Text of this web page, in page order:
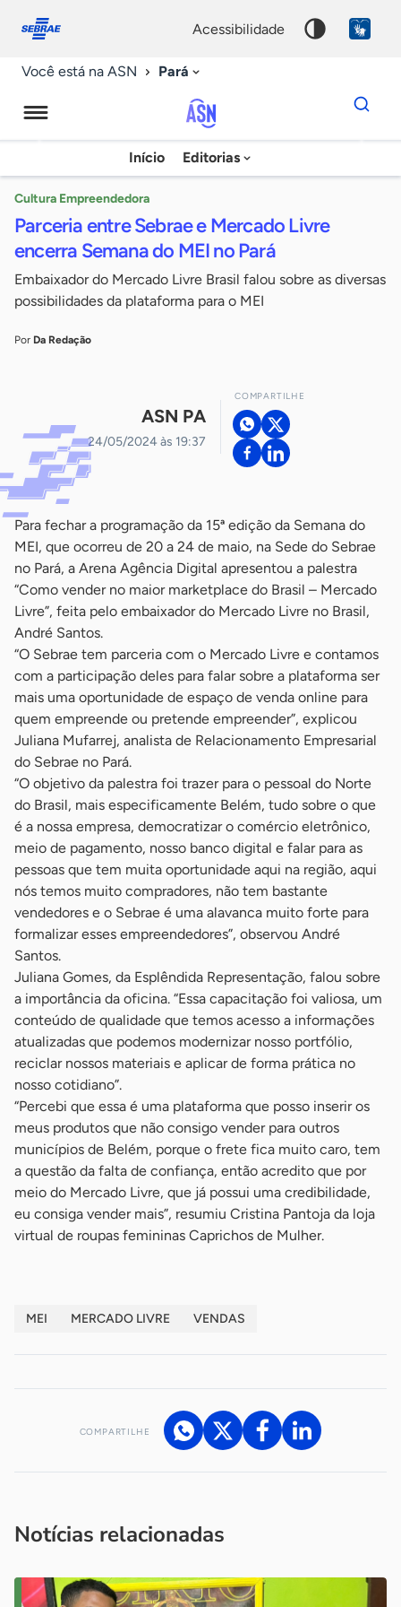
conosco
acessibilidade
Você está na ASN Pará
Agência
Sebrae
Notícias
Início Editorias
Dados
para
chave
Cultura Empreendedora
Parceria entre Sebrae e Mercado Livre
encerra Semana do MEI no Pará
Embaixador do Mercado Livre Brasil falou sobre as diversas
possibilidades da plataforma para o MEI
Por Da Redação
ASN PA
24/05/2024 às 19:37
COMPARTILHE
Para fechar a programação da 15ª edição da Semana do
MEI, que ocorreu de 20 a 24 de maio, na Sede do Sebrae
no Pará, a Arena Agência Digital apresentou a palestra
“Como vender no maior marketplace do Brasil – Mercado
Livre”, feita pelo embaixador do Mercado Livre no Brasil,
André Santos.
“O Sebrae tem parceria com o Mercado Livre e contamos
com a participação deles para falar sobre a plataforma ser
mais uma oportunidade de espaço de venda online para
quem empreende ou pretende empreender”, explicou
Juliana Mufarrej, analista de Relacionamento Empresarial
do Sebrae no Pará.
“O objetivo da palestra foi trazer para o pessoal do Norte
do Brasil, mais especificamente Belém, tudo sobre o que
é a nossa empresa, democratizar o comércio eletrônico,
meio de pagamento, nosso banco digital e falar para as
pessoas que tem muita oportunidade aqui na região, aqui
nós temos muito compradores, não tem bastante
vendedores e o Sebrae é uma alavanca muito forte para
formalizar esses empreendedores”, observou André
Santos.
Juliana Gomes, da Esplêndida Representação, falou sobre
a importância da oficina. “Essa capacitação foi valiosa, um
conteúdo de qualidade que temos acesso a informações
atualizadas que podemos modernizar nosso portfólio,
reciclar nossos materiais e aplicar de forma prática no
nosso cotidiano”.
“Percebi que essa é uma plataforma que posso inserir os
meus produtos que não consigo vender para outros
municípios de Belém, porque o frete fica muito caro, tem
a questão da falta de confiança, então acredito que por
meio do Mercado Livre, que já possui uma credibilidade,
eu consiga vender mais”, resumiu Cristina Pantoja da loja
virtual de roupas femininas Caprichos de Mulher.
MEI MERCADO LIVRE VENDAS
COMPARTILHE
Notícias relacionadas